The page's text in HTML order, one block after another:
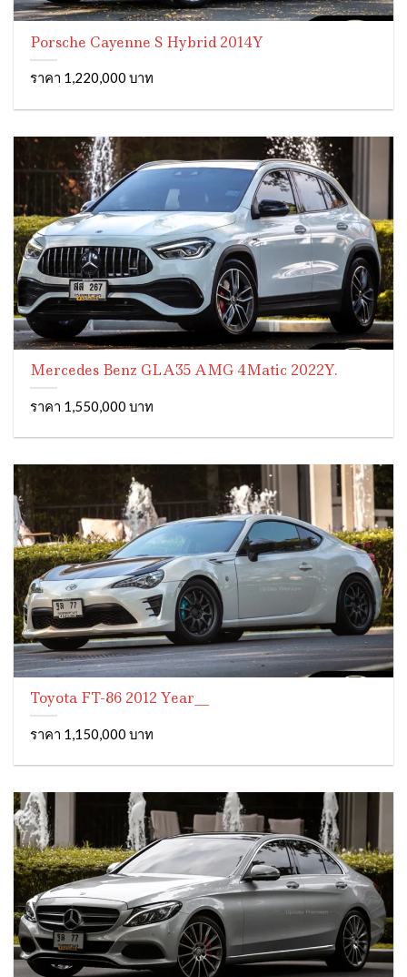
Porsche Cayenne S Hybrid 2014Y
ราคา 1,220,000 บาท
Mercedes Benz GLA35 AMG 4Matic 2022Y.
ราคา 1,550,000 บาท
Toyota FT-86 2012 Year__
ราคา 1,150,000 บาท